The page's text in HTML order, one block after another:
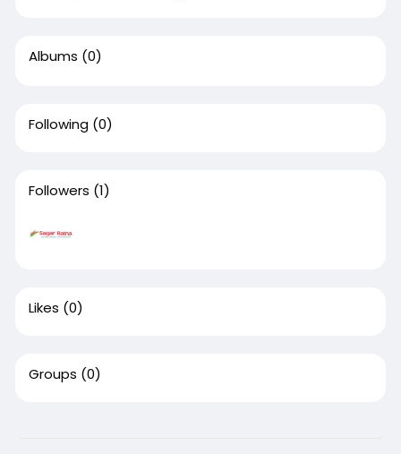
Albums (0)
Following (0)
Followers (1)
Likes (0)
Groups (0)